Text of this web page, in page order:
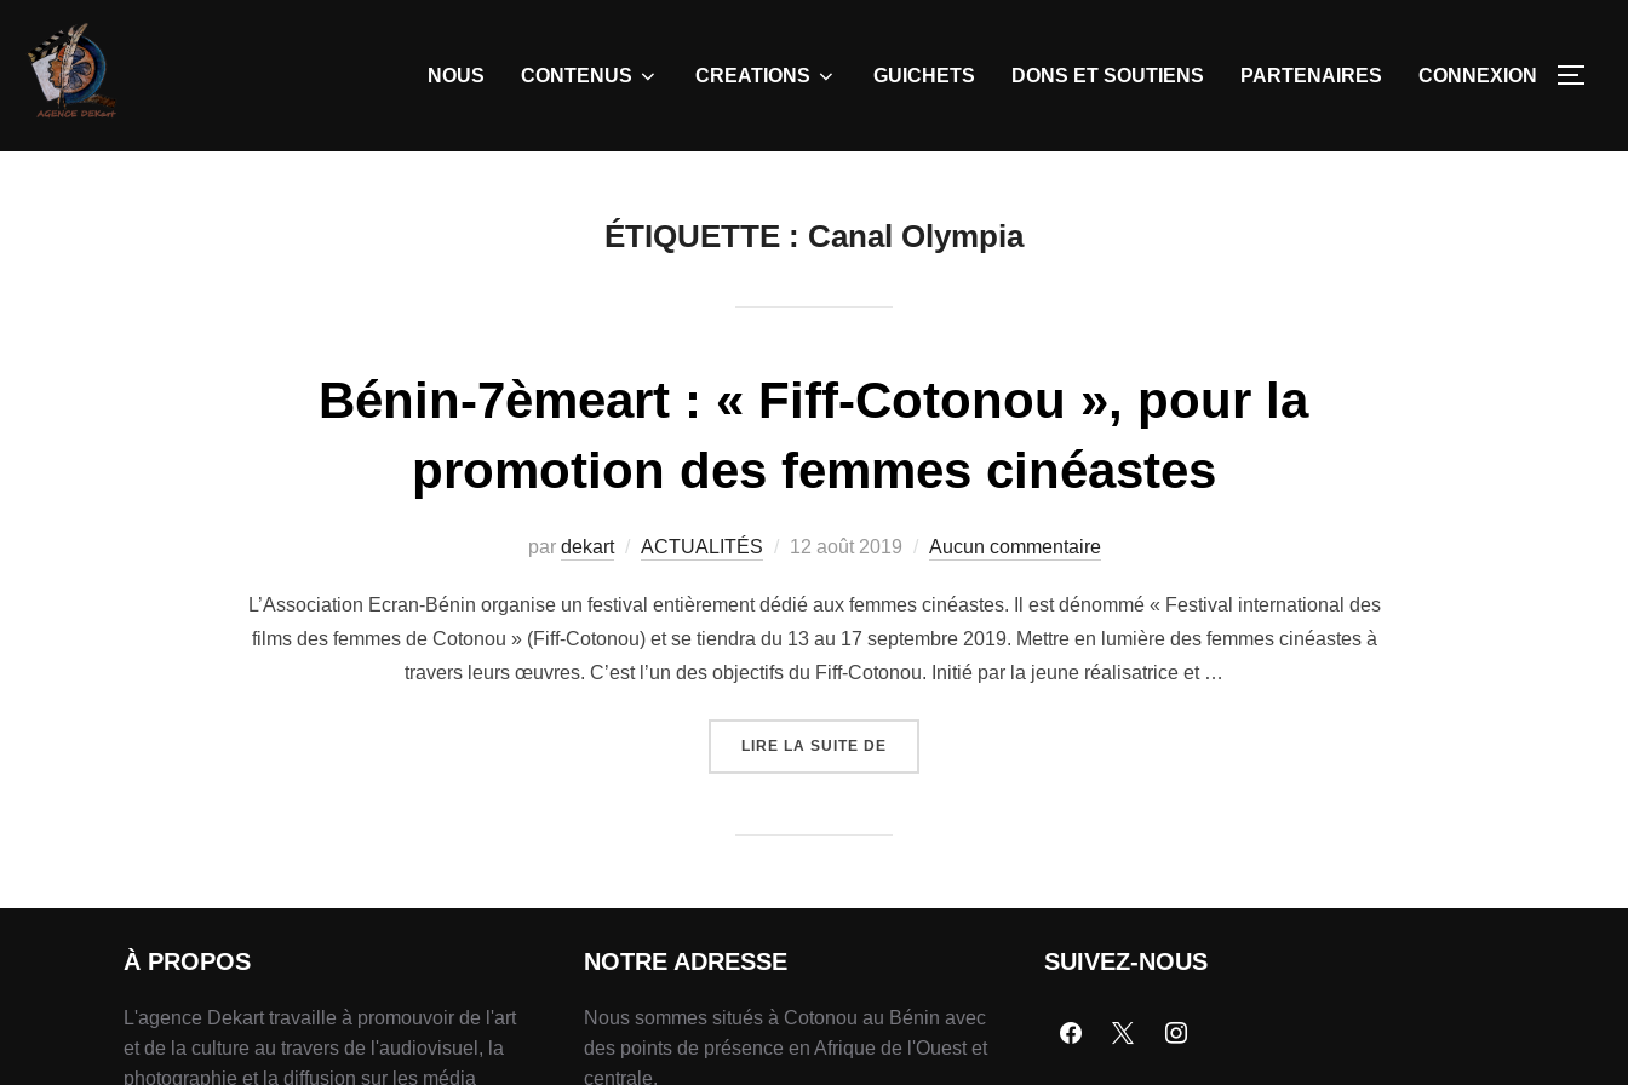
NOUS CONTENUS CREATIONS GUICHETS DONS ET SOUTIENS PARTENAIRES CONNEXION
ÉTIQUETTE : Canal Olympia
Bénin-7èmeart : « Fiff-Cotonou », pour la
promotion des femmes cinéastes
par dekart ACTUALITÉS 12 août 2019 Aucun commentaire
L’Association Ecran-Bénin organise un festival entièrement dédié aux femmes cinéastes. Il est dénommé « Festival international des
films des femmes de Cotonou » (Fiff-Cotonou) et se tiendra du 13 au 17 septembre 2019. Mettre en lumière des femmes cinéastes à
travers leurs œuvres. C’est l’un des objectifs du Fiff-Cotonou. Initié par la jeune réalisatrice et …
LIRE LA SUITE DE
À PROPOS
L'agence Dekart travaille à promouvoir de l'art
et de la culture au travers de l'audiovisuel, la
photographie et la diffusion sur les média
NOTRE ADRESSE
Nous sommes situés à Cotonou au Bénin avec
des points de présence en Afrique de l'Ouest et
centrale.
SUIVEZ-NOUS